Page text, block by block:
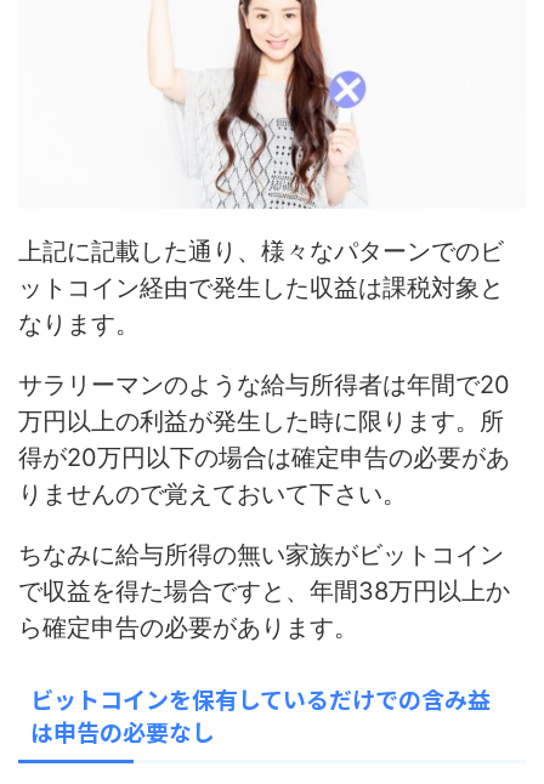
上記に記載した通り、様々なパターンでのビ
ットコイン経由で発生した収益は課税対象と
なります。
サラリーマンのような給与所得者は年間で20
万円以上の利益が発生した時に限ります。 所
得が20万円以下の場合は確定申告の必要があ
りませんので覚えておいて下さい。
ちなみに給与所得の無い家族がビットコイン
で収益を得た場合ですと、年間38万円以上か
ら確定申告の必要があります。
ビットコインを保有しているだけでの含み益
は申告の必要なし